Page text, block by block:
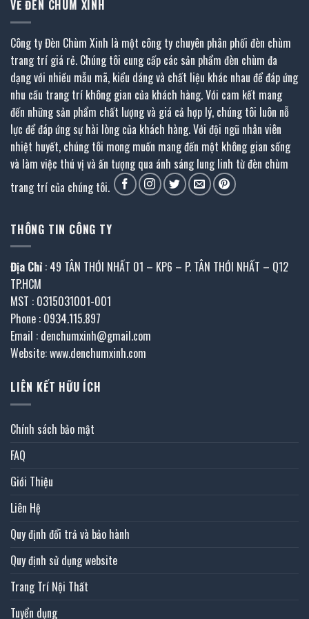
VỀ ĐÈN CHÙM XINH
Công ty Đèn Chùm Xinh là một công ty chuyên phân phối đèn chùm
trang trí giá rẻ. Chúng tôi cung cấp các sản phẩm đèn chùm đa
dạng với nhiều mẫu mã, kiểu dáng và chất liệu khác nhau để đáp ứng
nhu cầu trang trí không gian của khách hàng. Với cam kết mang
đến những sản phẩm chất lượng và giá cả hợp lý, chúng tôi luôn nỗ
lực để đáp ứng sự hài lòng của khách hàng. Với đội ngũ nhân viên
nhiệt huyết, chúng tôi mong muốn mang đến một không gian sống
và làm việc thú vị và ấn tượng qua ánh sáng lung linh từ đèn chùm
trang trí của chúng tôi.
THÔNG TIN CÔNG TY
Địa Chỉ : 49 TÂN THỚI NHẤT 01 – KP6 – P. TÂN THỚI NHẤT – Q12
TP.HCM
MST : 0315031001-001
Phone : 0934.115.897
Email : denchumxinh@gmail.com
Website: www.denchumxinh.com
LIÊN KẾT HỮU ÍCH
Chính sách bảo mật
FAQ
Giới Thiệu
Liên Hệ
Quy định đổi trả và bảo hành
Quy định sử dụng website
Trang Trí Nội Thất
Tuyển dụng